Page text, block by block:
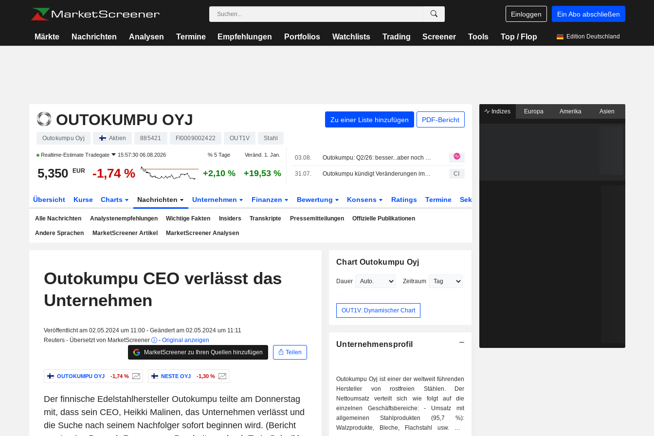
Einloggen Ein Abo abschließen
Märkte Nachrichten Analysen Termine Empfehlungen Portfolios Watchlists Trading Screener Tools Top / Flop Edition Deutschland
OUTOKUMPU OYJ Zu einer Liste hinzufügen PDF-Bericht
Outokumpu Oyj Aktien 885421 FI0009002422 OUT1V Stahl
Realtime-Estimate Tradegate 15:57:30 06.08.2026 % 5 Tage Veränd. 1. Jan.
5,350 EUR -1,74 % +2,10 % +19,53 %
03.08. Outokumpu: Q2/26: besser...aber noch nicht gut genug
31.07. Outokumpu kündigt Veränderungen im Management an CI
Übersicht Kurse Charts Nachrichten Unternehmen Finanzen Bewertung Konsens Ratings Termine Sektor
Alle Nachrichten Analystenempfehlungen Wichtige Fakten Insiders Transkripte Pressemitteilungen Offizielle Publikationen
Andere Sprachen MarketScreener Artikel MarketScreener Analysen
Outokumpu CEO verlässt das
Unternehmen
Veröffentlicht am 02.05.2024 um 11:00 - Geändert am 02.05.2024 um 11:11
Reuters - Übersetzt von MarketScreener
- Original anzeigen
MarketScreener zu Ihren Quellen hinzufügen
Teilen
OUTOKUMPU OYJ -1,74 % NESTE OYJ -1,30 %
Der finnische Edelstahlhersteller Outokumpu teilte am Donnerstag
mit, dass sein CEO, Heikki Malinen, das Unternehmen verlässt und
die Suche nach seinem Nachfolger sofort beginnen wird. (Bericht
Chart Outokumpu Oyj
Dauer Zeitraum
OUT1V: Dynamischer Chart
Unternehmensprofil
Outokumpu Oyj ist einer der weltweit führenden
Hersteller von rostfreien Stählen. Der
Nettoumsatz verteilt sich wie folgt auf die
einzelnen Geschäftsbereiche: - Umsatz mit
allgemeinen Stahlprodukten (95,7 %):
Walzprodukte, Bleche, Flachstahl usw. Der
Indizes Europa Amerika Asien